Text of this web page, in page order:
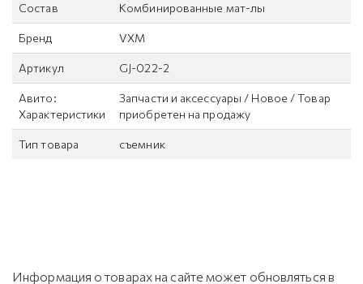
Состав Комбинированные мат-лы
Бренд VXM
Артикул GJ-022-2
Авито:
Характеристики
Запчасти и аксессуары / Новое / Товар
приобретен на продажу
Тип товара съемник
Информация о товарах на сайте может обновляться в